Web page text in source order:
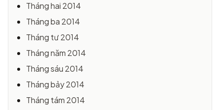
Tháng hai 2014
Tháng ba 2014
Tháng tư 2014
Tháng năm 2014
Tháng sáu 2014
Tháng bảy 2014
Tháng tám 2014